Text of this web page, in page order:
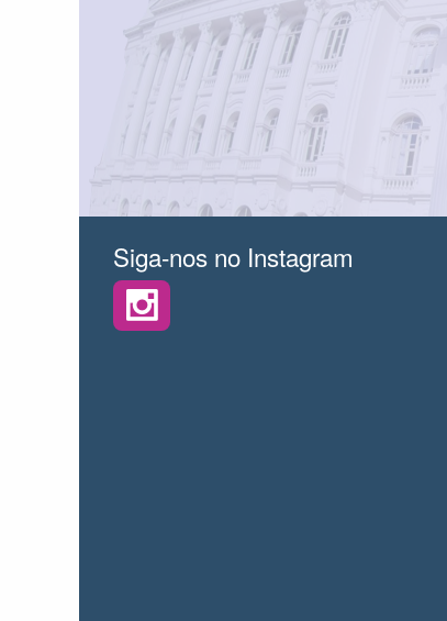
Siga-nos no Instagram